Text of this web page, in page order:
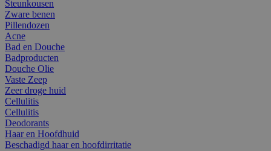
Steunkousen
Zware benen
Pillendozen
Acne
Bad en Douche
Badproducten
Douche Olie
Vaste Zeep
Zeer droge huid
Cellulitis
Cellulitis
Deodorants
Haar en Hoofdhuid
Beschadigd haar en hoofdirritatie